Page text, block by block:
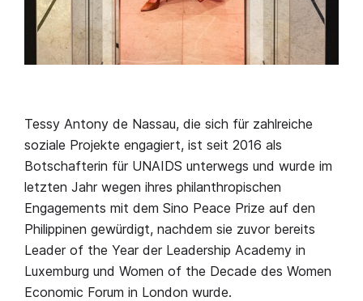
Tessy Antony de Nassau, die sich für zahlreiche
soziale Projekte engagiert, ist seit 2016 als
Botschafterin für UNAIDS unterwegs und wurde im
letzten Jahr wegen ihres philanthropischen
Engagements mit dem Sino Peace Prize auf den
Philippinen gewürdigt, nachdem sie zuvor bereits
Leader of the Year der Leadership Academy in
Luxemburg und Women of the Decade des Women
Economic Forum in London wurde.